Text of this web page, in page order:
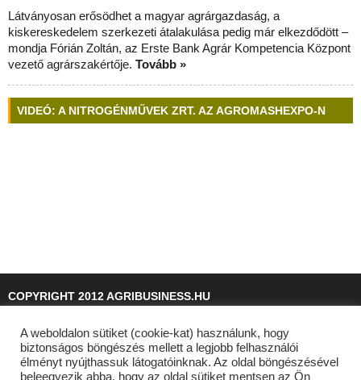
Látványosan erősödhet a magyar agrárgazdaság, a
kiskereskedelem szerkezeti átalakulása pedig már elkezdődött –
mondja Fórián Zoltán, az Erste Bank Agrár Kompetencia Központ
vezető agrárszakértője. Tovább »
VIDEÓ: A NITROGÉNMŰVEK ZRT. AZ AGROMASHEXPO-N
COPYRIGHT 2012 AGRIBUSINESS.HU
© 2026agribusiness.hu
A weboldalon sütiket (cookie-kat) használunk, hogy
biztonságos böngészés mellett a legjobb felhasználói
élményt nyújthassuk látogatóinknak. Az oldal böngészésével
beleegyezik abba, hogy az oldal sütiket mentsen az Ön